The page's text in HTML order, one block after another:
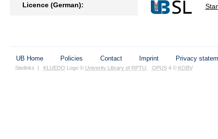
Licence (German):
UB Home Policies Contact Imprint Privacy
Sitelinks | KLUEDO Logo © Univerity Library of RPTU OPUS4 © KOBV